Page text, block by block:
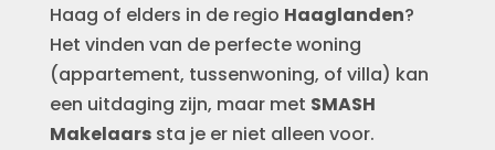
Haag of elders in de regio Haaglanden?
Het vinden van de perfecte woning
(appartement, tussenwoning, of villa) kan
een uitdaging zijn, maar met SMASH
Makelaarssta je er niet alleen voor.